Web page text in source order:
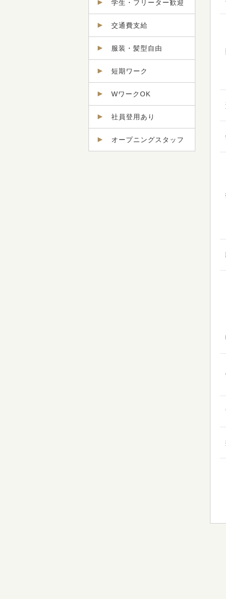
学生・フリーター歓迎
交通費支給
服装・髪型自由
短期ワーク
WワークOK
社員登用あり
オープニングスタッフ